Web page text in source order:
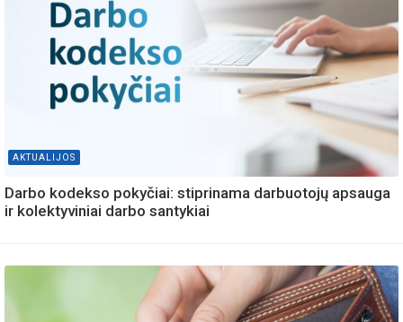
AKTUALIJOS
Darbo kodekso pokyčiai: stiprinama darbuotojų apsauga
ir kolektyviniai darbo santykiai